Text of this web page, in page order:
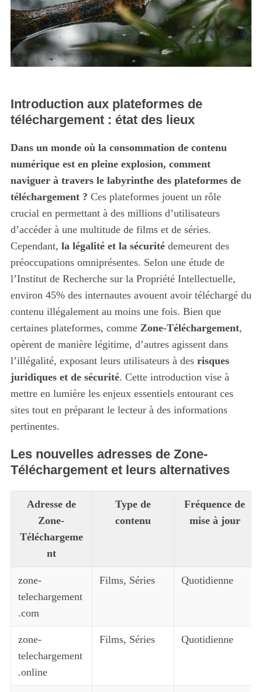
Introduction aux plateformes de
téléchargement : état des lieux
Dans un monde où la consommation de contenu
numérique est en pleine explosion, comment
naviguer à travers le labyrinthe des plateformes de
téléchargement ? Ces plateformes jouent un rôle
crucial en permettant à des millions d’utilisateurs
d’accéder à une multitude de films et de séries.
Cependant, la légalité et la sécuritédemeurent des
préoccupations omniprésentes. Selon une étude de
l’Institut de Recherche sur la Propriété Intellectuelle,
environ 45% des internautes avouent avoir téléchargé du
contenu illégalement au moins une fois. Bien que
certaines plateformes, comme Zone-Téléchargement,
opèrent de manière légitime, d’autres agissent dans
l’illégalité, exposant leurs utilisateurs à des risques
juridiques et de sécurité. Cette introduction vise à
mettre en lumière les enjeux essentiels entourant ces
sites tout en préparant le lecteur à des informations
pertinentes.
Les nouvelles adresses de Zone-
Téléchargement et leurs alternatives
Adresse de
Zone-
Téléchargeme
nt
Type de
contenu
Fréquence de
mise à jour
zone-
telechargement
.com
Films, Séries Quotidienne
zone-
telechargement
.online
Films, Séries Quotidienne